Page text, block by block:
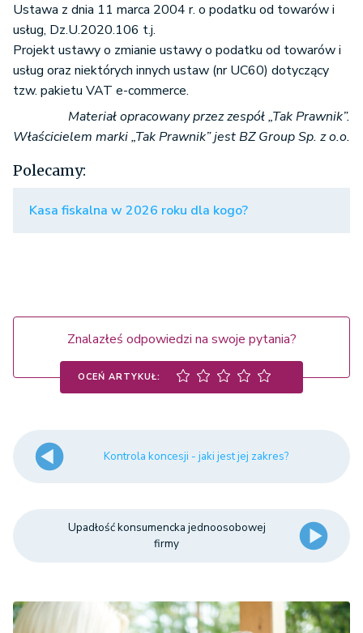
Ustawa z dnia 11 marca 2004 r. o podatku od towarów i
usług, Dz.U.2020.106 t.j.
Projekt ustawy o zmianie ustawy o podatku od towarów i
usług oraz niektórych innych ustaw (nr UC60) dotyczący
tzw. pakietu VAT e-commerce.
Materiał opracowany przez zespół „Tak Prawnik”.
Właścicielem marki „Tak Prawnik” jest BZ Group Sp. z o.o.
Polecamy:
Kasa fiskalna w 2026 roku dla kogo?
Znalazłeś odpowiedzi na swoje pytania?
OCEŃ ARTYKUŁ:
Kontrola koncesji - jaki jest jej zakres?
Upadłość konsumencka jednoosobowej
firmy